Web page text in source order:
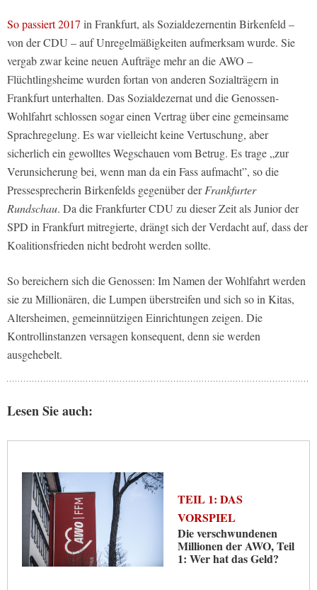
So passiert 2017 in Frankfurt, als Sozialdezernentin Birkenfeld –
von der CDU – auf Unregelmäßigkeiten aufmerksam wurde. Sie
vergab zwar keine neuen Aufträge mehr an die AWO –
Flüchtlingsheime wurden fortan von anderen Sozialträgern in
Frankfurt unterhalten. Das Sozialdezernat und die Genossen-
Wohlfahrt schlossen sogar einen Vertrag über eine gemeinsame
Sprachregelung. Es war vielleicht keine Vertuschung, aber
sicherlich ein gewolltes Wegschauen vom Betrug. Es trage „zur
Verunsicherung bei, wenn man da ein Fass aufmacht”, so die
Pressesprecherin Birkenfelds gegenüber derFrankfurter
Rundschau. Da die Frankfurter CDU zu dieser Zeit als Junior der
SPD in Frankfurt mitregierte, drängt sich der Verdacht auf, dass der
Koalitionsfrieden nicht bedroht werden sollte.
So bereichern sich die Genossen: Im Namen der Wohlfahrt werden
sie zu Millionären, die Lumpen überstreifen und sich so in Kitas,
Altersheimen, gemeinnützigen Einrichtungen zeigen. Die
Kontrollinstanzen versagen konsequent, denn sie werden
ausgehebelt.
Lesen Sie auch:
TEIL 1: DAS
VORSPIEL
Die verschwundenen
Millionen der AWO, Teil
1: Wer hat das Geld?